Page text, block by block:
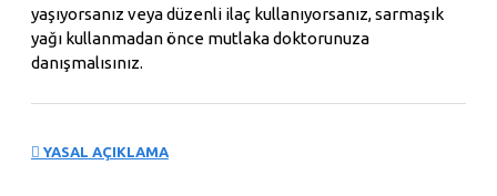
yaşıyorsanız veya düzenli ilaç kullanıyorsanız, sarmaşık
yağı kullanmadan önce mutlaka doktorunuza
danışmalısınız.
YASAL AÇIKLAMA